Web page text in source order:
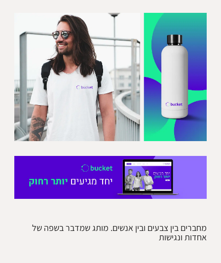
מחברים בין צבעים ובין אנשים. מותג שמדבר בשפה של
אחדות ונגישות